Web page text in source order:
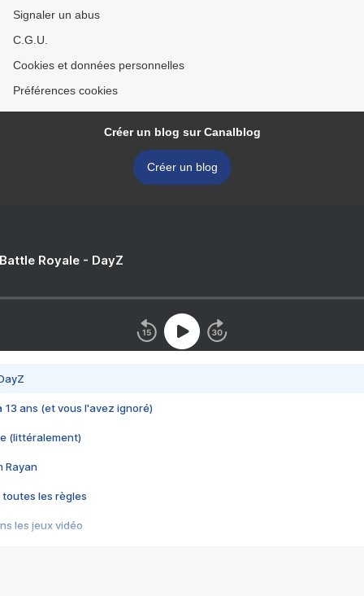
Signaler un abus
C.G.U.
Cookies et données personnelles
Préférences cookies
Créer un blog sur Canalblog
Créer un blog
Royale - DayZ
13 ans (et vous l'avez ignoré)
(littéralement)
Rayan
toutes les règles
les jeux vidéo